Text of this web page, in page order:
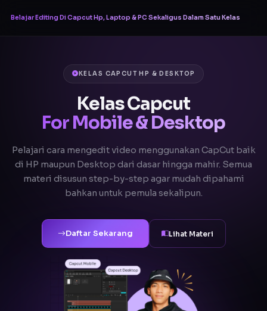
Belajar Editing Di Capcut Hp, Laptop & PC Sekaligus Dalam Satu Kelas
KELAS CAPCUT HP & DESKTOP
Kelas Capcut
For Mobile & Desktop
Pelajari cara mengedit video menggunakan CapCut baik
di HP maupun Desktop dari dasar hingga mahir. Semua
materi disusun step-by-step agar mudah dipahami
bahkan untuk pemula sekalipun.
Daftar Sekarang Lihat Materi